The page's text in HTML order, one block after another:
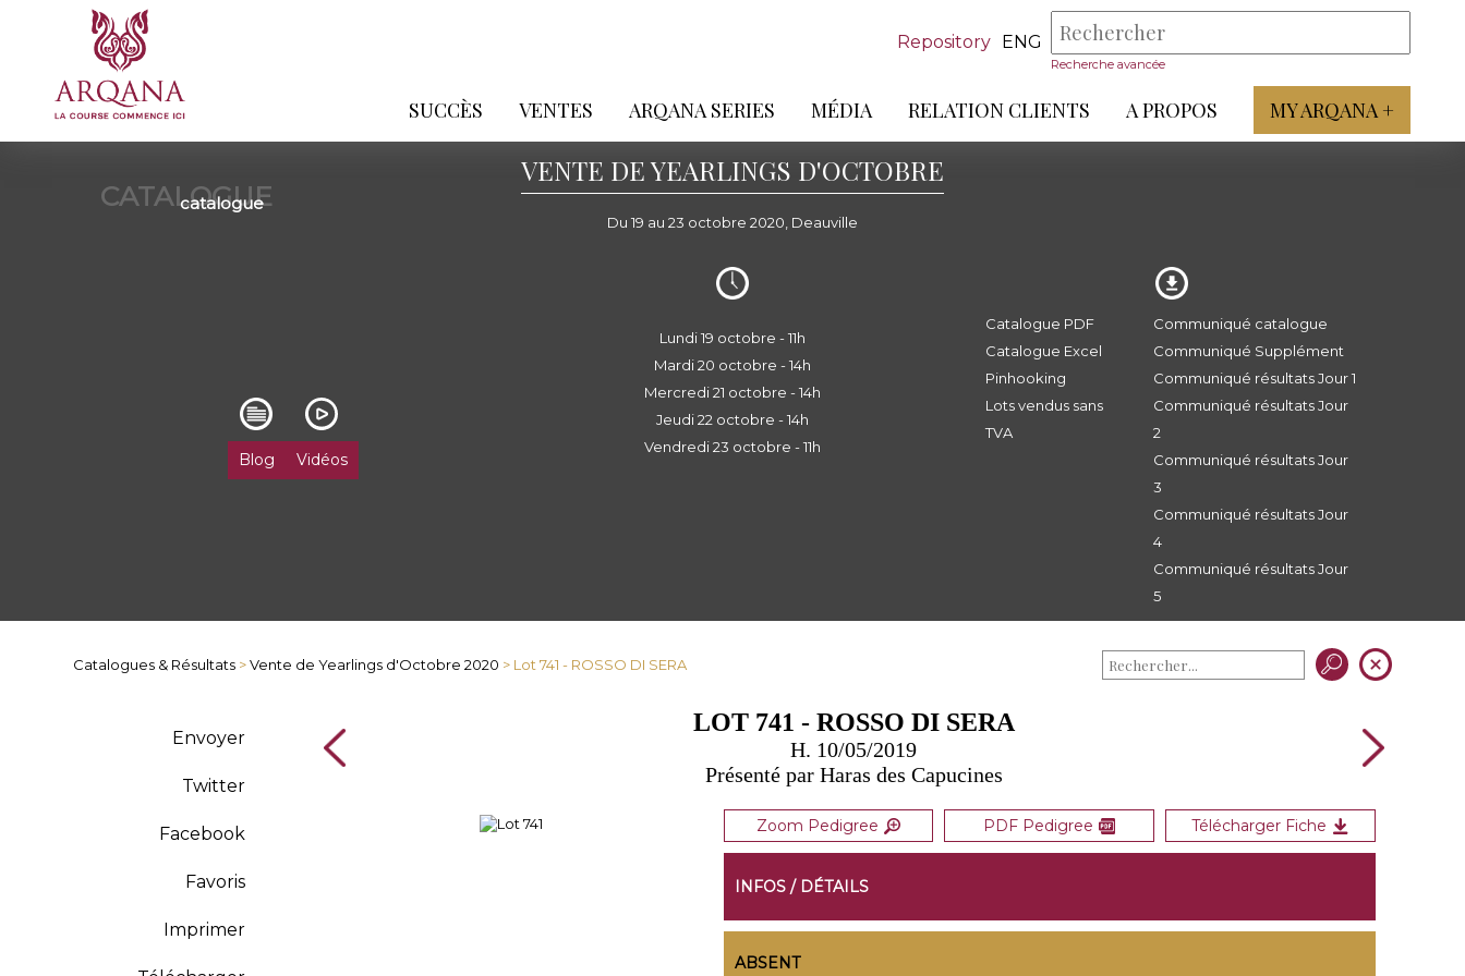
Repository ENG
Recherche avancée
SUCCÈS VENTES ARQANA SERIES MÉDIA RELATION CLIENTS A PROPOS MY ARQANA +
CATALOGUE
catalogue
VENTE DE YEARLINGS D'OCTOBRE
Du 19 au 23 octobre 2020, Deauville
Blog Vidéos
Lundi 19 octobre - 11h
Mardi 20 octobre - 14h
Mercredi 21 octobre - 14h
Jeudi 22 octobre - 14h
Vendredi 23 octobre - 11h
Catalogue PDF
Catalogue Excel
Pinhooking
Lots vendus sans
TVA
Communiqué catalogue
Communiqué Supplément
Communiqué résultats Jour 1
Communiqué résultats Jour
2
Communiqué résultats Jour
3
Communiqué résultats Jour
4
Communiqué résultats Jour
5
Catalogues & Résultats >Vente de Yearlings d'Octobre 2020 > Lot 741 - ROSSO DI SERA
Envoyer
Twitter
Facebook
Favoris
Imprimer
LOT 741 - ROSSO DI SERA
H. 10/05/2019
Présenté par Haras des Capucines
Zoom Pedigree PDF Pedigree Télécharger Fiche
INFOS / DÉTAILS
ABSENT